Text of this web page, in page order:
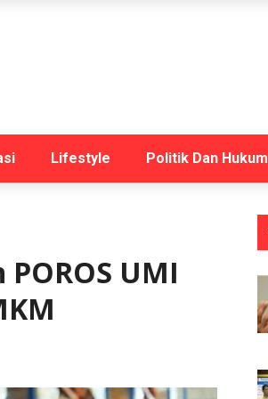
Lifestyle Politik Dan Hukum
UMI